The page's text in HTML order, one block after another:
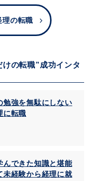
理の転職
の転職”成功インタ
勉強を無駄にしない
に転職
んできた知識と堪能
未経験から経理に就